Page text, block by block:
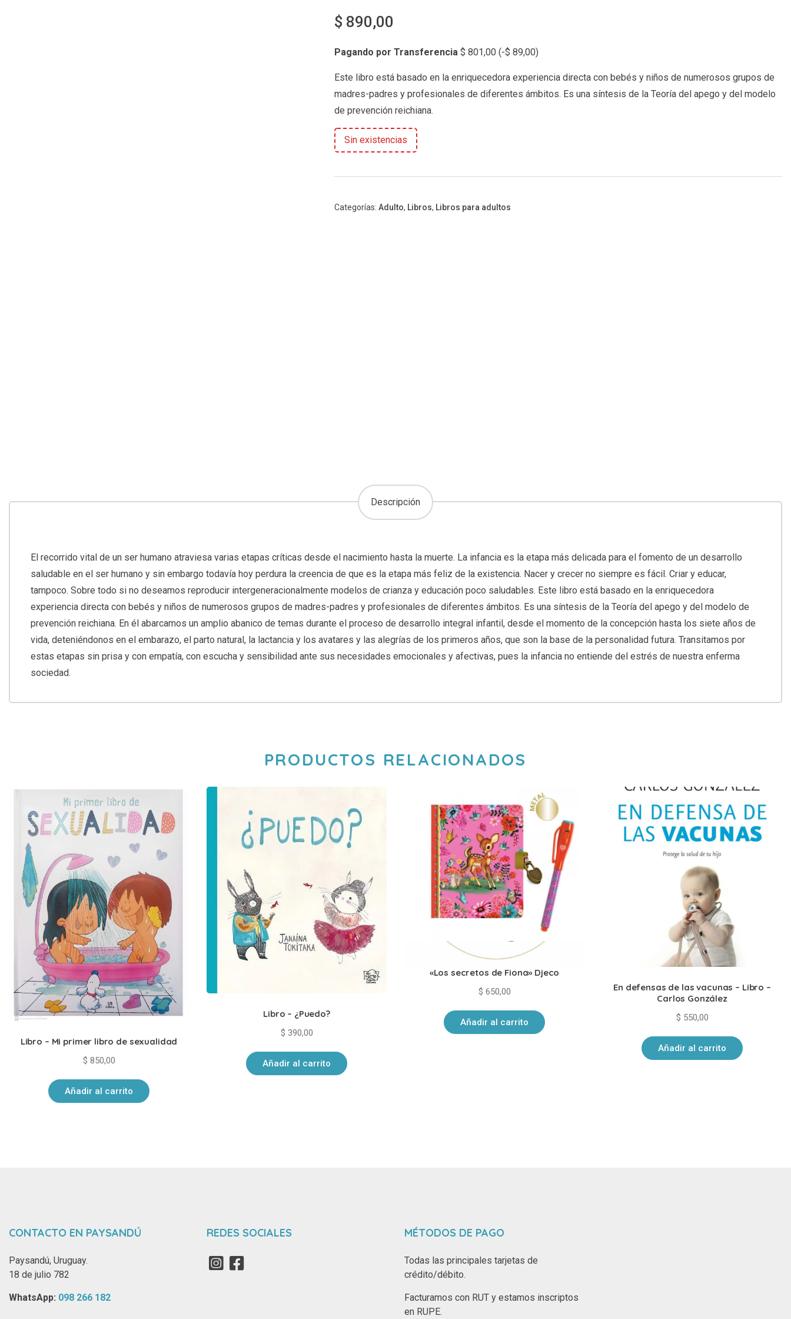
$ 890,00
Pagando por Transferencia $ 801,00 (-$ 89,00)
Este libro está basado en la enriquecedora experiencia directa con bebés y niños de numerosos grupos de
madres-padres y profesionales de diferentes ámbitos. Es una síntesis de la Teoría del apego y del modelo
de prevención reichiana.
Sin existencias
Categorías: Adulto, Libros, Libros para adultos
Descripción
El recorrido vital de un ser humano atraviesa varias etapas críticas desde el nacimiento hasta la muerte. La infancia es la etapa más delicada para el fomento de un desarrollo
saludable en el ser humano y sin embargo todavía hoy perdura la creencia de que es la etapa más feliz de la existencia. Nacer y crecer no siempre es fácil. Criar y educar,
tampoco. Sobre todo si no deseamos reproducir intergeneracionalmente modelos de crianza y educación poco saludables. Este libro está basado en la enriquecedora
experiencia directa con bebés y niños de numerosos grupos de madres-padres y profesionales de diferentes ámbitos. Es una síntesis de la Teoría del apego y del modelo de
prevención reichiana. En él abarcamos un amplio abanico de temas durante el proceso de desarrollo integral infantil, desde el momento de la concepción hasta los siete años de
vida, deteniéndonos en el embarazo, el parto natural, la lactancia y los avatares y las alegrías de los primeros años, que son la base de la personalidad futura. Transitamos por
estas etapas sin prisa y con empatía, con escucha y sensibilidad ante sus necesidades emocionales y afectivas, pues la infancia no entiende del estrés de nuestra enferma
sociedad.
PRODUCTOS RELACIONADOS
Libro – Mi primer libro de sexualidad
$ 850,00
Añadir al carrito
Libro – ¿Puedo?
$ 390,00
Añadir al carrito
Diario íntimo mini con lapicera mágica
«Los secretos de Fiona» Djeco
$ 650,00
Añadir al carrito
En defensas de las vacunas – Libro –
Carlos González
$ 550,00
Añadir al carrito
CONTACTO EN PAYSANDÚ
Paysandú, Uruguay.
18 de julio 782
WhatsApp: ‪ 098 266 182‬
REDES SOCIALES MÉTODOS DE PAGO
Todas las principales tarjetas de
crédito/débito.
Facturamos con RUT y estamos inscriptos
en RUPE.